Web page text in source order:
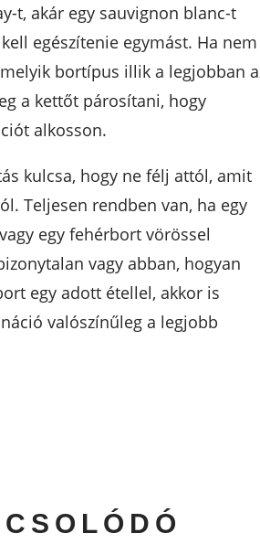
t, akár egy sauvignon blanc-t
egészítenie egymást. Ha nem
bortípus illik a legjobban
a kettőt párosítani, hogy
alkosson.
kulcsa, hogy ne félj attól, amit
Teljesen rendben van, ha egy
egy fehérbort vörössel
vagy abban, hogyan
egy adott étellel, akkor is
valószínűleg a legjobb